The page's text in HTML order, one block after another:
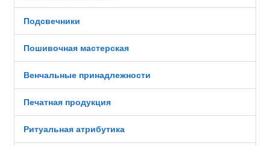
Подсвечники
Пошивочная мастерская
Венчальные принадлежности
Печатная продукция
Ритуальная атрибутика